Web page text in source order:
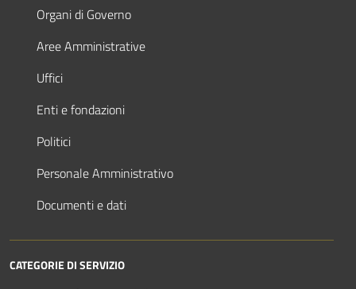
Organi di Governo
Aree Amministrative
Uffici
Enti e fondazioni
Politici
Personale Amministrativo
Documenti e dati
CATEGORIE DI SERVIZIO